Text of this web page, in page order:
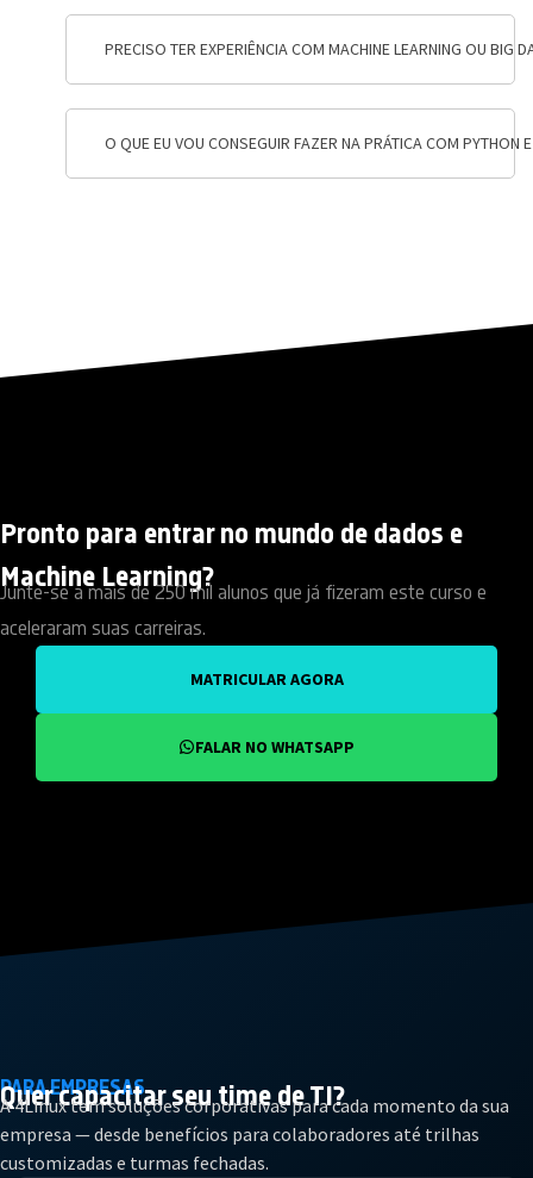
PRECISO TER EXPERIÊNCIA COM MACHINE LEARNING OU BIG
O QUE EU VOU CONSEGUIR FAZER NA PRÁTICA COM PYTHON
Pronto para entrar no mundo de dados e
Machine Learning?
Junte-se a mais de 250 mil alunos que já fizeram este curso e
aceleraram suas carreiras.
MATRICULAR AGORA
FALAR NO WHATSAPP
PARA EMPRESAS
Quer capacitar seutime de TI?
A 4Linux tem soluções corporativas para cada momento da sua
empresa — desde benefícios para colaboradores até trilhas
customizadas e turmas fechadas.